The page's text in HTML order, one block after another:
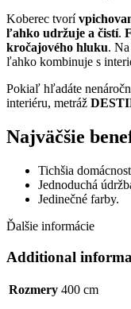
Koberec tvorí
ľahko udržuje a čistí.
kročajového hluku.
ľahko kombinuje s
Pokiaľ hľadáte
interiéru, metráž
Najväčšie
Tichšia
Jednoduchá
Jedinečné farby.
Ďalšie informácie
Additional
Rozmery 400 cm